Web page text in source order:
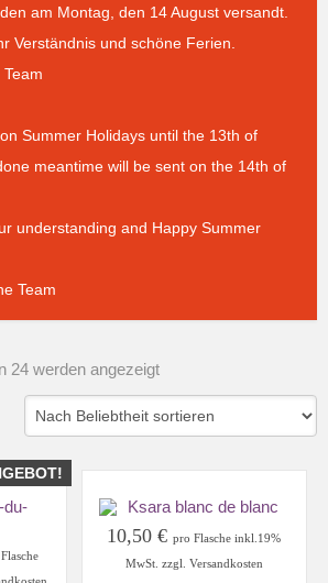
am Montag, den 14 August versandt.
Verständnis und schöne Ferien.
Summer Holidays until the 13th of
meantime will be sent on the 14th of
understanding and Happy Summer
Team
24 werden angezeigtNach
10,50€ pro Flasche inkl.19%
MwSt. zzgl. Versandkosten